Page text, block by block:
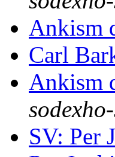
Ankism
Carl
Ankism
SV: Per